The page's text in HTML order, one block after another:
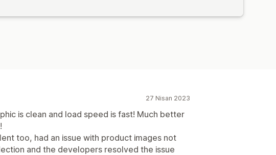
27 Nisan 2023
is clean and load speed is fast! Much better
too, had an issue with product images not
and the developers resolved the issue